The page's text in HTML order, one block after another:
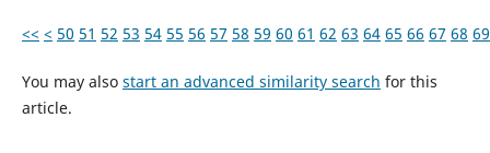
<< < 50 51 52 53 54 55 56 57 58 59 60 61 62 63 64 65 66 67 68 69
You may also start an advanced similarity search for this
article.